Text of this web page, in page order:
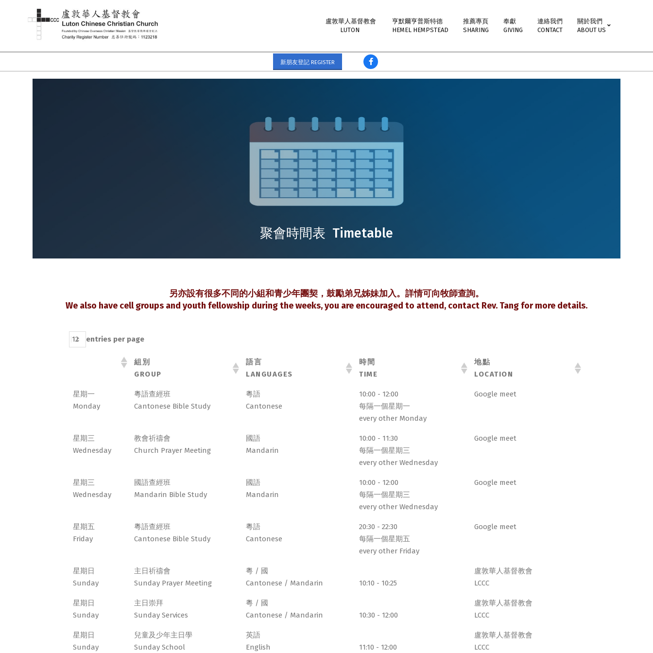
盧敦華人基督教會
LUTON
亨默爾亨普斯特德
HEMEL HEMPSTEAD
推薦專頁
SHARING
奉獻
GIVING
連絡我們
CONTACT
關於我們
ABOUT US
新朋友登記 REGISTER
聚會時間表 Timetable
另亦設有很多不同的小組和青少年團契，鼓勵弟兄姊妹加入。詳情可向牧師查詢。
We also have cell groups and youth fellowship during the weeks, you are encouraged to attend, contact Rev. Tang for more details.
entries per page
組別
GROUP
語言
LANGUAGES
時間
TIME
地點
LOCATION
組別
GROUP
語言
LANGUAGES
時間
TIME
地點
星期一
Monday
粵語查經班
Cantonese Bible Study
粵語
Cantonese
10:00 - 12:00
每隔一個星期一
every other Monday
Google meet
星期三
Wednesday
教會祈禱會
Church Prayer Meeting
國語
Mandarin
10:00 - 11:30
每隔一個星期三
every other Wednesday
Google meet
星期三
Wednesday
國語查經班
Mandarin Bible Study
國語
Mandarin
10:00 - 12:00
每隔一個星期三
every other Wednesday
Google meet
星期五
Friday
粵語查經班
Cantonese Bible Study
粵語
Cantonese
20:30 - 22:30
每隔一個星期五
every other Friday
Google meet
星期日
Sunday
主日祈禱會
Sunday Prayer Meeting
粵 / 國
Cantonese / Mandarin
10:10 - 10:25
盧敦華人基督教會
LCCC
星期日
Sunday
主日崇拜
Sunday Services
粵 / 國
Cantonese / Mandarin
10:30 - 12:00
盧敦華人基督教會
LCCC
星期日
Sunday
兒童及少年主日學
Sunday School
英語
English
11:10 - 12:00
盧敦華人基督教會
LCCC